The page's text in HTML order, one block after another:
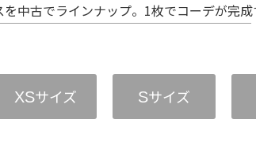
中古でラインナップ。1枚でコーデが完
XSサイズ Sサイズ